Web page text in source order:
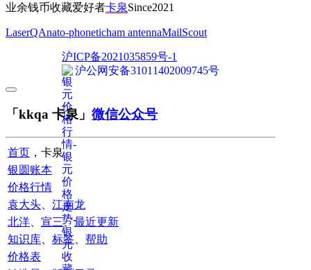
业余钱币收藏爱好者卡泉Since2021
LaserQAnato-phoneticham antennaMailScout
沪ICP备2021035859号-1
沪公网安备31011402009745号
「kkqa 卡泉」 微信公众号
首页 ，卡泉
银圆账本
价格行情
袁大头
江南龙
北洋
宣三、最近更新
知识库
标签
帮助
价格表